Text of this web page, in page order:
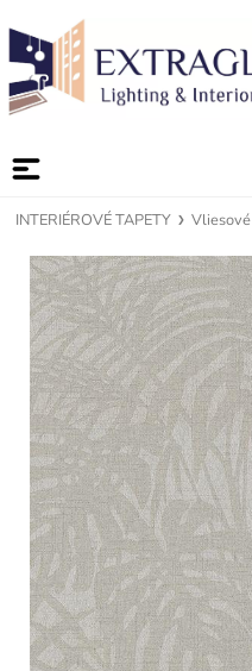
INTERIÉROVÉ TAPETY